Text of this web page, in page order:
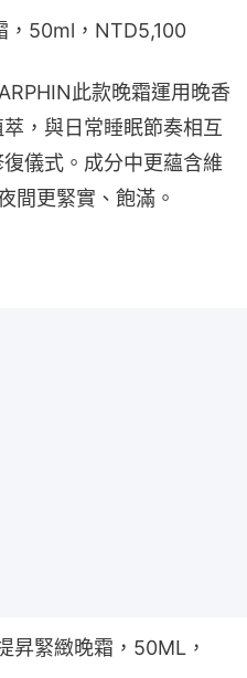
，50ml，NTD5,100
此款晚霜運用晚香
，與日常睡眠節奏相互
儀式。成分中更蘊含維
間更緊實、飽滿。
昇緊緻晚霜，50ML，